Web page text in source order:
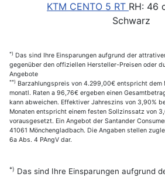
KTM CENTO 5 RT RH: 46
Schwarz
*) Das sind Ihre Einsparungen aufgrund der
gegenüber den offiziellen Hersteller-Preisen oder
Angebote
**) Barzahlungspreis von 4.299,00€ entspricht dem
monatl. Raten a 96,76€ ergeben einen
kann abweichen. Effektiver Jahreszins von 3,90%
Monaten entspricht einem festen Sollzinssatz von
vorausgesetzt. Ein Angebot der Santander
41061 Mönchengladbach. Die Angaben stellen
6a Abs. 4 PAngV dar.
*) Das sind Ihre Einsparungen aufgrund